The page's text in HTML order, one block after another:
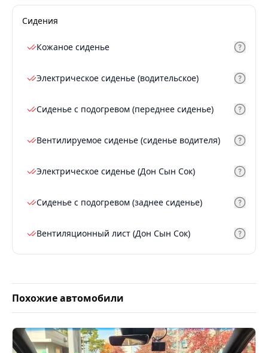
Сидения
Кожаное сиденье
Электрическое сиденье (водительское)
Сиденье с подогревом (переднее сиденье)
Вентилируемое сиденье (сиденье водителя)
Электрическое сиденье (Дон Сын Сок)
Сиденье с подогревом (заднее сиденье)
Вентиляционный лист (Дон Сын Сок)
Похожие автомобили